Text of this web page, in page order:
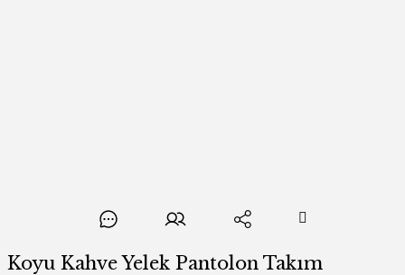
Koyu Kahve Yelek Pantolon Takım